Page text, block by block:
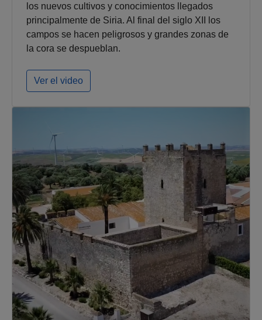
los nuevos cultivos y conocimientos llegados
principalmente de Siria. Al final del siglo XII los
campos se hacen peligrosos y grandes zonas de
la cora se despueblan.
Ver el video